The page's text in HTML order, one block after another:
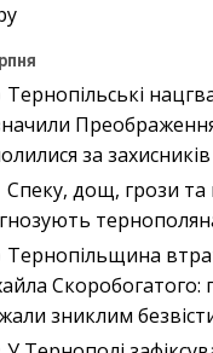
Тернопільські
за
Спеку, дощ, грози
Тернопільщина
Скоробогатого:
зниклим